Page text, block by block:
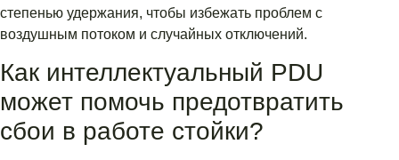
степенью удержания, чтобы избежать проблем с
воздушным потоком и случайных отключений.
Как интеллектуальный PDU
может помочь предотвратить
сбои в работе стойки?